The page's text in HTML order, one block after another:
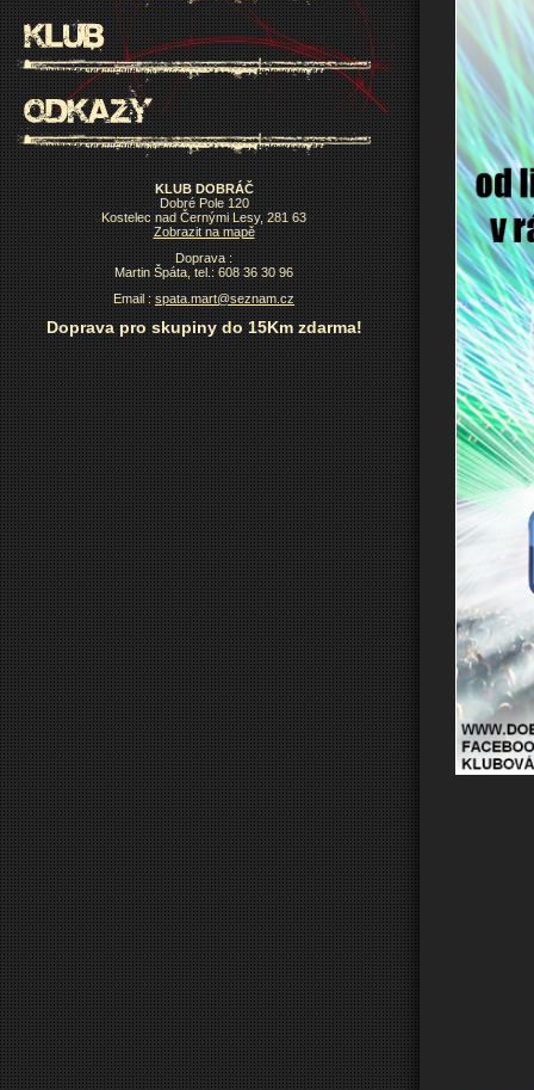
KLUB DOBRÁČ
Dobré Pole 120
Kostelec nad Černými Lesy, 281 63
Zobrazit na mapě
Doprava :
Martin Špáta, tel.: 608 36 30 96
Email :spata.mart@seznam.cz
Doprava pro skupiny do 15Km zdarma!